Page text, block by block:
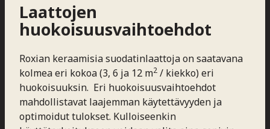
Laattojen
huokoisuusvaihtoehdot
Roxian keraamisia suodatinlaattoja on saatavana
kolmea eri kokoa (3, 6 ja 12 m2 / kiekko) eri
huokoisuuksin. Eri huokoisuusvaihtoehdot
mahdollistavat laajemman käytettävyyden ja
optimoidut tulokset. Kulloiseenkin